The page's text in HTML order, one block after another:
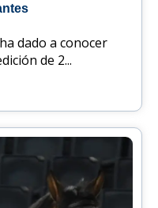
dado a conocer
de 2...